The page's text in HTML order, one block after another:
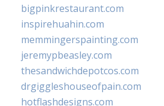
bigpinkrestaurant.com
inspirehuahin.com
memmingerspainting.com
jeremypbeasley.com
thesandwichdepotcos.com
drgiggleshouseofpain.com
hotflashdesigns.com